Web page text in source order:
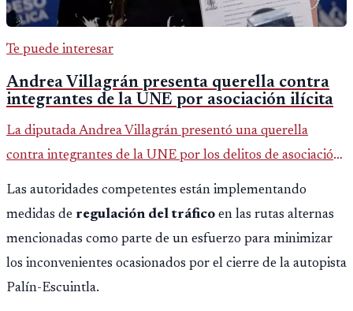
Te puede interesar
Andrea Villagrán presenta querella contra
integrantes de la UNE por asociación ilícita
La diputada Andrea Villagrán presentó una querella
contra integrantes de la UNE por los delitos de asociación
ilícita, terrorismo y sedición.
Las autoridades competentes están implementando
medidas de regulación del tráfico en las rutas alternas
mencionadas como parte de un esfuerzo para minimizar
los inconvenientes ocasionados por el cierre de la autopista
Palín-Escuintla.